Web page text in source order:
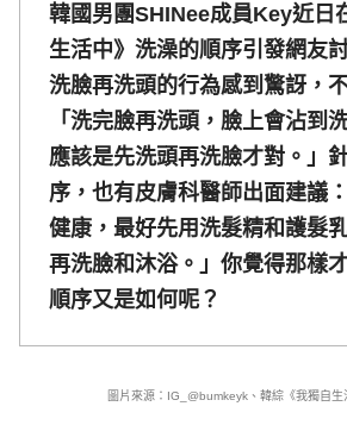
韓國男團SHINee成員Key近日
生活中》洗澡的順序引發網友
洗臉再洗頭的行為感到驚訝，
「洗完臉再洗頭，臉上會沾到
應該是先洗頭再洗臉才對。」
序，也有皮膚科醫師出面建議
健康，最好先用洗髮精和護髮
再洗臉和沐浴。」你覺得那樣
順序又是如何呢？
圖片來源：IG_@bumkeyk、韓綜《我獨自生